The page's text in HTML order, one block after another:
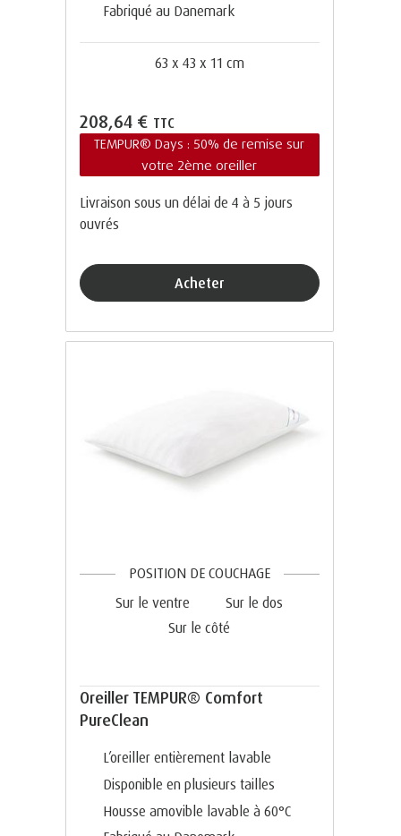
Fabriqué au Danemark
63 x 43 x 11 cm
208,64 € TTC
TEMPUR® Days : 50% de remise sur
votre 2ème oreiller
Livraison sous un délai de 4 à 5 jours
ouvrés
Acheter
POSITION DE COUCHAGE
Sur le ventre
Sur le dos
Sur le côté
Oreiller TEMPUR® Comfort
PureClean
L’oreiller entièrement lavable
Disponible en plusieurs tailles
Housse amovible lavable à 60°C